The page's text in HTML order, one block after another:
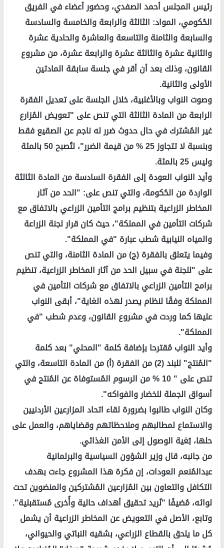
رئيس المجلس أحمد الصفدي، وحضور أعضاء في الفريق
الحُكومي، المواد: الثالثة والرابعة والخامسة والسادسة
والسابعة والثامنة والتاسعة والعاشرة والحادية عشرة
والثانية عشرة والثالثة عشرة والرابعة عشرة، من مشروع
القانون، وذلك بعد أن أقر في جلسة سابقة المادتين
الأولى والثانية.
وصوت النواب وبالأغلبية، خلال الجلسة على تعديل الفقرة
الرابعة من المادة الثالثة التي تنص على "تعويض المُزارع
غير المُشترك في حال حدوث ضرر له ناجم عن الصقيع فقط
وبنسبة لا تتجاوز 25 % من قيمة الضرر"، لتُصبح 50 بالمئة
وليس 25 بالمئة.
وأيد النواب العودة إلى الفقرة السادسة من المادة الثالثة
الواردة من الحُكومة، والتي تنص على: "الحد من آثار
المخاطر الزراعية بتنظيم برامج التأمين الزراعي بالاتفاق مع
شركات التأمين في المملكة"، حيث كان قرار لجنة الزراعة
والمياه النيابية شطب عبارة "في المملكة".
وفيما يتعلق بالفقرة (ج) من المادة الثامنة، والتي تنص
على "للجنة في سبيل الحد من آثار المخاطر الزراعية، تنظيم
برامج التأمين الزراعي بالاتفاق مع شركات التأمين في
المملكة وفقًا لنظام يصدر لهذه الغاية"، أبقى النواب
عليها كما وردت في مشروع القانون، وعدم شطب "في
المملكة".
وأيد النواب مُقترحا بإضافة كلمة "المحلي" بعد كلمة
"المُنتج" للبند (2) من الفقرة (أ) من المادة التاسعة، والتي
تنص على " 10 % من الرسوم المُستوفاة عن المُنتج في
أسواق الجملة للخضار والفواكه".
وكان النواب طالبوا بضرورة لقاء اتحاد المزارعين الأردنيين
والاستماع لمطالبهم وملاحظاتهم وقضاياهم، والعمل على
حلها، بُغية الوصول إلى الأمن الغذائي.
من جانبه، قال وزير الشؤون السياسية والبرلمانية
عبدالمُنعم العودات، إن فكرة هذا المشروع جاءت بهدف
التكافل والتعاون بين المُزارعين المُشتركين والمنضوين تحت
لوائه، مُضيفًا "نُريد تحقيق أهداف حالية وأُخرى مُستقبلية".
وتابع، الأصل في التعويض عن المخاطر الزراعية أن يشمل
كل ما يلحق بالقطاع الزراعي، بشقيه النباتي والحيواني،